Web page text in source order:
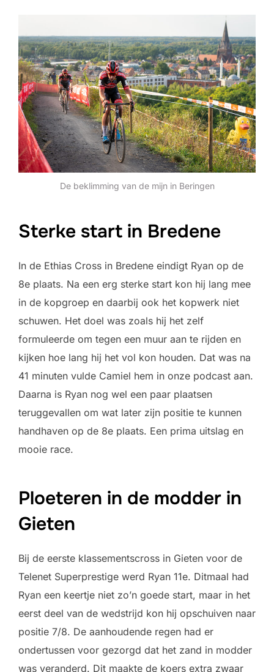
De beklimming van de mijn in Beringen
Sterke start in Bredene
In de Ethias Cross in Bredene eindigt Ryan op de
8e plaats. Na een erg sterke start kon hij lang mee
in de kopgroep en daarbij ook het kopwerk niet
schuwen. Het doel was zoals hij het zelf
formuleerde om tegen een muur aan te rijden en
kijken hoe lang hij het vol kon houden. Dat was na
41 minuten vulde Camiel hem in onze podcast aan.
Daarna is Ryan nog wel een paar plaatsen
teruggevallen om wat later zijn positie te kunnen
handhaven op de 8e plaats. Een prima uitslag en
mooie race.
Ploeteren in de modder in
Gieten
Bij de eerste klassementscross in Gieten voor de
Telenet Superprestige werd Ryan 11e. Ditmaal had
Ryan een keertje niet zo’n goede start, maar in het
eerst deel van de wedstrijd kon hij opschuiven naar
positie 7/8. De aanhoudende regen had er
ondertussen voor gezorgd dat het zand in modder
was veranderd. Dit maakte de koers extra zwaar